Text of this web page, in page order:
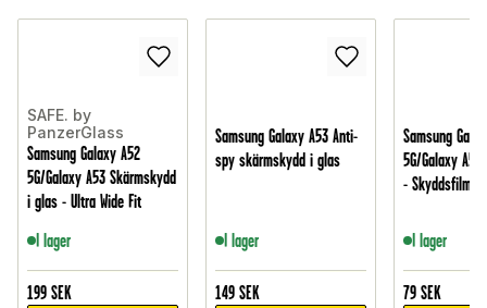
SAFE. by
PanzerGlass
Samsung Galaxy A52
5G/Galaxy A53 Skärmskydd
i glas - Ultra Wide Fit
I lager
199 SEK
Samsung Galaxy A53 Anti-
spy skärmskydd i glas
I lager
149 SEK
Samsung
5G/Galaxy
- Skyddsfilm
I lager
79 SEK